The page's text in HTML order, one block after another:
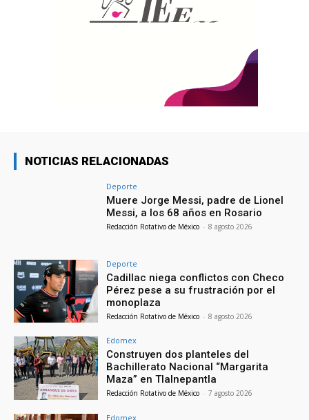
NOTICIAS RELACIONADAS
Deporte
Muere Jorge Messi, padre de Lionel
Messi, a los 68 años en Rosario
Redacción Rotativo de México - 8 agosto 2026
Deporte
Cadillac niega conflictos con Checo
Pérez pese a su frustración por el
monoplaza
Redacción Rotativo de México - 8 agosto 2026
Edomex
Construyen dos planteles del
Bachillerato Nacional “Margarita
Maza” en Tlalnepantla
Redacción Rotativo de México - 7 agosto 2026
Edomex